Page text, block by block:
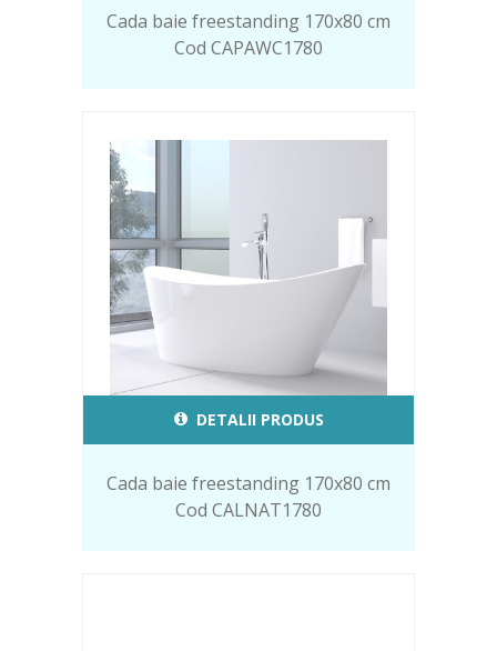
Cada baie freestanding 170x80 cm
Cod CAPAWC1780
DETALII PRODUS
Cada baie freestanding 170x80 cm
Cod CALNAT1780